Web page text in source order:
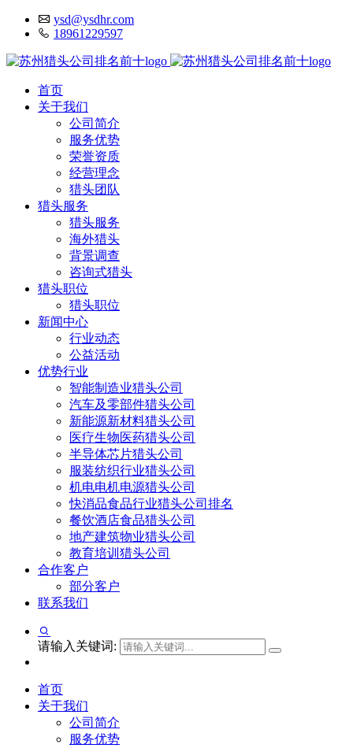
ysd@ysdhr.com
18961229597
首页
关于我们
公司简介
服务优势
荣誉资质
经营理念
猎头团队
猎头服务
猎头服务
海外猎头
背景调查
咨询式猎头
猎头职位
猎头职位
新闻中心
行业动态
公益活动
优势行业
智能制造业猎头公司
汽车及零部件猎头公司
新能源新材料猎头公司
医疗生物医药猎头公司
半导体芯片猎头公司
服装纺织行业猎头公司
机电电机电源猎头公司
快消品食品行业猎头公司排名
餐饮酒店食品猎头公司
地产建筑物业猎头公司
教育培训猎头公司
合作客户
部分客户
联系我们
请输入关键词:
首页
关于我们
公司简介
服务优势